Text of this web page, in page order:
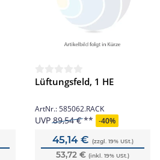
Lüftungsfeld, 1 HE
ArtNr.: 585062.RACK
UVP89,54 € -40%
45,14 € (zzgl. 19% USt.)
53,72 € (inkl. 19% USt.)